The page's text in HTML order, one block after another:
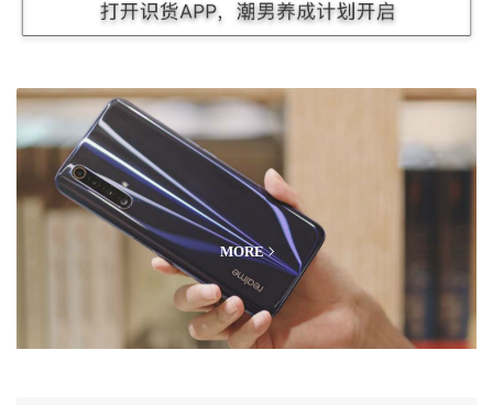
包装侧方则印有简单的产品信息。对了，在购买之前请记住
一定要首先确认好自家门锁的开门方向，左开门和右开门的
锁是不能通用的，比如我家就是左开门所以选择的是左开门
的型号，另外也要提前量好自家的门厚、侧边条宽和侧边条
长等数据告知客服，确认是否可以安装。在收到产品之后就
可以直接扫描包装盒上的二维码关注OJJ智能锁官方微信，
自助预约师傅上门安装了，首次上门安装是免费的。
数码测评
MORE